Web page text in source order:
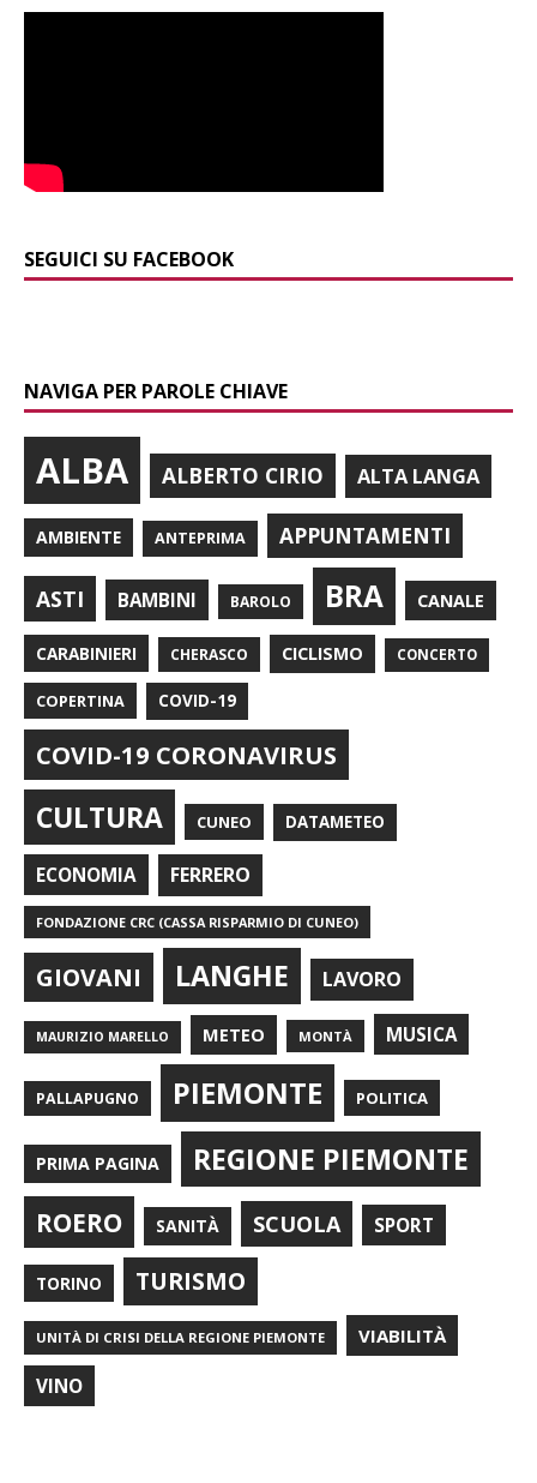
SEGUICI SU FACEBOOK
NAVIGA PER PAROLE CHIAVE
ALBA ALBERTO CIRIO ALTA LANGA
AMBIENTE ANTEPRIMA APPUNTAMENTI
ASTI BAMBINI BAROLO BRA CANALE
CARABINIERI CHERASCO CICLISMO CONCERTO
COPERTINA COVID-19
COVID-19 CORONAVIRUS
CULTURA CUNEO DATAMETEO
ECONOMIA FERRERO
FONDAZIONE CRC (CASSA RISPARMIO DI CUNEO)
GIOVANI LANGHE LAVORO
MAURIZIO MARELLO METEO MONTÀ MUSICA
PALLAPUGNO PIEMONTE POLITICA
PRIMA PAGINA REGIONE PIEMONTE
ROERO SANITÀ SCUOLA SPORT
TORINO TURISMO
UNITÀ DI CRISI DELLA REGIONE PIEMONTE VIABILITÀ
VINO